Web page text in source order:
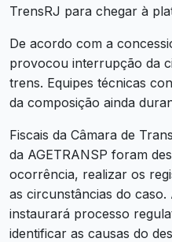
TrensRJ para chegar à
De acordo com a
provocou interrupção da
trens. Equipes técnicas
da composição ainda
Fiscais da Câmara de
da AGETRANSP foram
ocorrência, realizar os
as circunstâncias do
instaurará processo
identificar as causas do